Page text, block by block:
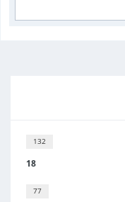
132
18
77